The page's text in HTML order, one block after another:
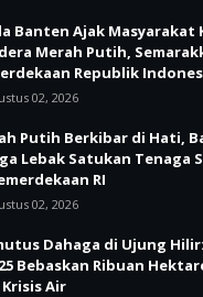
Banten Ajak Masyarakat
Merah Putih,
Republik
02, 2026
Putih Berkibar di Hati,
Lebak Satukan Tenaga
RI
02, 2026
Dahaga di Ujung
Bebaskan Ribuan
Air